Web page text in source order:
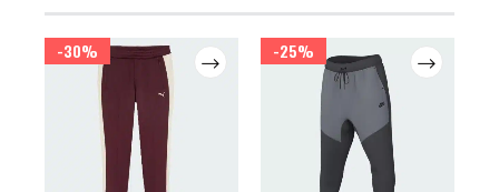
-30% -25%